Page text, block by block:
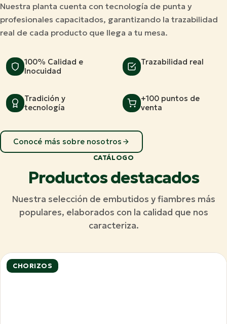
Nuestra planta cuenta con tecnología de punta y
profesionales capacitados, garantizando la trazabilidad
real de cada producto que llega a tu mesa.
100% Calidad e
Inocuidad
Trazabilidad real
Tradición y
tecnología
+100 puntos de
venta
Conocé más sobre nosotros
CATÁLOGO
Productos destacados
Nuestra selección de embutidos y fiambres más
populares, elaborados con la calidad que nos
caracteriza.
CHORIZOS